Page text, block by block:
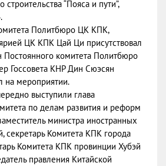
“Пояса и пути”,
Политбюро ЦК КПК,
ЦК КПК Цай Ци присутствовал
комитета Политбюро
Госсовета КНР Дин Сюэсян
на мероприятии.
выступили глава
по делам развития и реформ
министра иностранных
Комитета КПК города
Комитета КПК провинции Хубэй
правления Китайской